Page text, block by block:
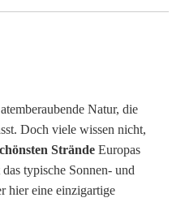
Natur, die
Doch viele wissen nicht,
Strände Europas
typische Sonnen- und
hier eine einzigartige